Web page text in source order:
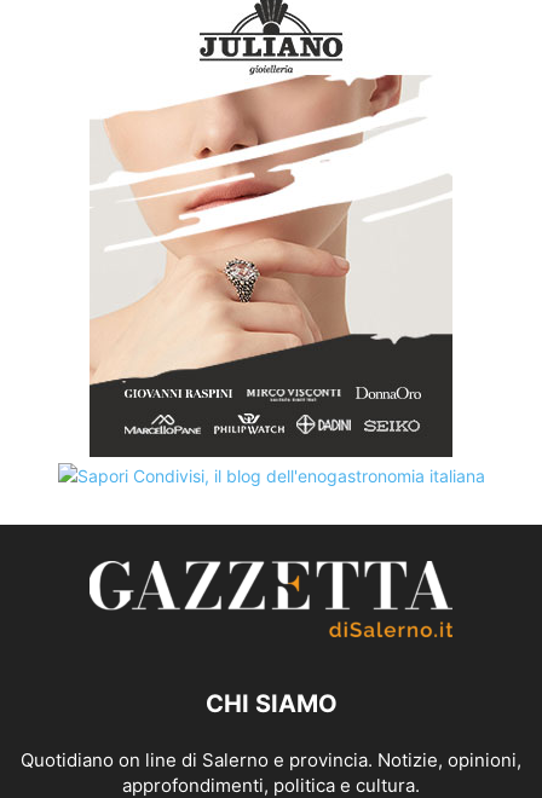
CHI SIAMO
Quotidiano on line di Salerno e provincia. Notizie, opinioni,
approfondimenti, politica e cultura.